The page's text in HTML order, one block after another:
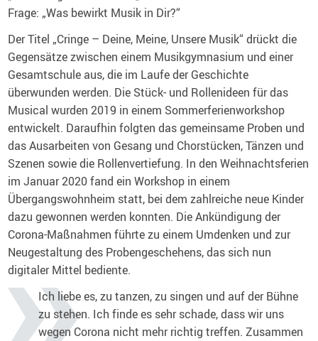
Frage: „Was bewirkt Musik in Dir?“
Der Titel „Cringe – Deine, Meine, Unsere Musik“ drückt die
Gegensätze zwischen einem Musikgymnasium und einer
Gesamtschule aus, die im Laufe der Geschichte
überwunden werden. Die Stück- und Rollenideen für das
Musical wurden 2019 in einem Sommerferienworkshop
entwickelt. Daraufhin folgten das gemeinsame Proben und
das Ausarbeiten von Gesang und Chorstücken, Tänzen und
Szenen sowie die Rollenvertiefung. In den Weihnachtsferien
im Januar 2020 fand ein Workshop in einem
Übergangswohnheim statt, bei dem zahlreiche neue Kinder
dazu gewonnen werden konnten. Die Ankündigung der
Corona-Maßnahmen führte zu einem Umdenken und zur
Neugestaltung des Probengeschehens, das sich nun
digitaler Mittel bediente.
Ich liebe es, zu tanzen, zu singen und auf der Bühne
zu stehen. Ich finde es sehr schade, dass wir uns
wegen Corona nicht mehr richtig treffen. Zusammen